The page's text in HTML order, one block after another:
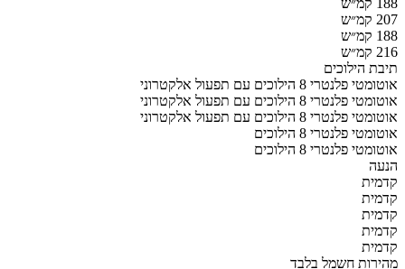
207 קמ״ש
188 קמ״ש
216 קמ״ש
תיבת הילוכים
אוטומטי פלנטרי 8 הילוכים עם תפעול אלקטרוני
אוטומטי פלנטרי 8 הילוכים עם תפעול אלקטרוני
אוטומטי פלנטרי 8 הילוכים עם תפעול אלקטרוני
אוטומטי פלנטרי 8 הילוכים
אוטומטי פלנטרי 8 הילוכים
הנעה
קדמית
קדמית
קדמית
קדמית
קדמית
מהירות חשמל בלבד